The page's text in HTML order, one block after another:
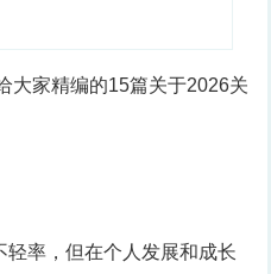
大家精编的15篇关于2026关
率，但在个人发展和成长